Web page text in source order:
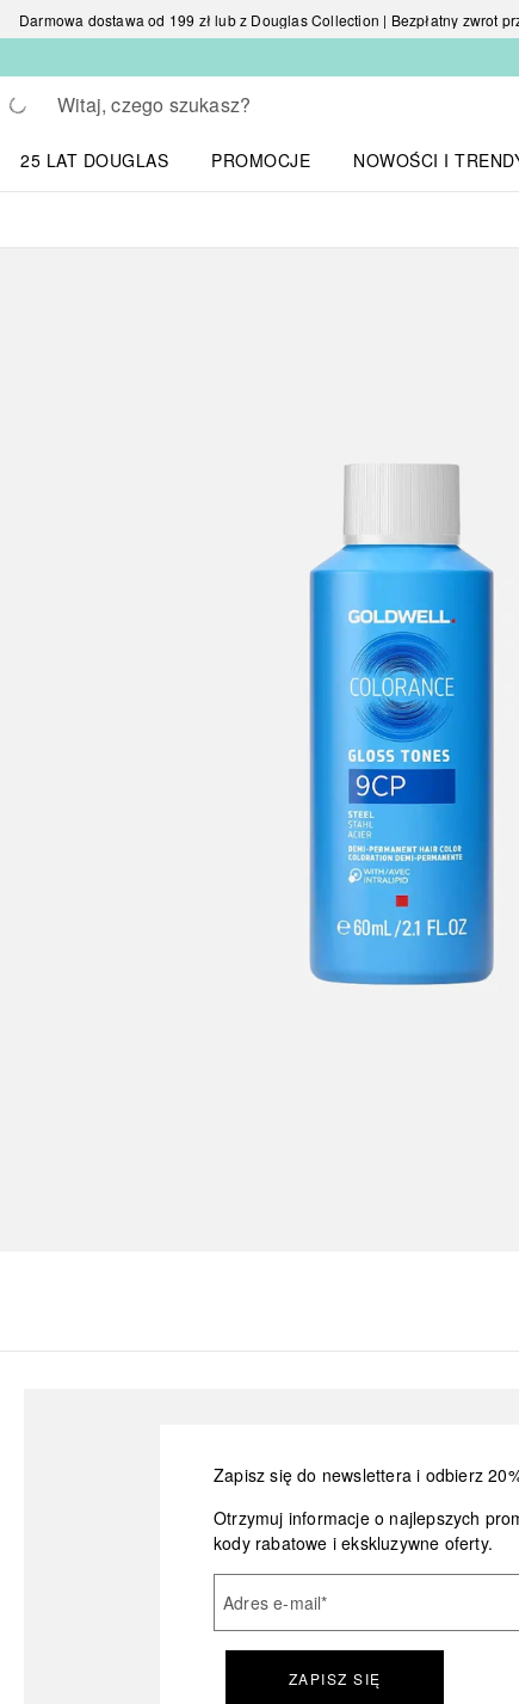
Darmowa dostawa od 199 zł lub z Douglas Collection | Bezpłatny zwrot
Wracać
Wykonaj wyszukiwanie
25 LAT DOUGLAS
PROMOCJE
NOWOŚCI I
Zapisz się do newslettera i odbierz
Otrzymuj informacje o najlepszych
kody rabatowe i ekskluzywne oferty.
Adres e-mail*
ZAPISZ SIĘ